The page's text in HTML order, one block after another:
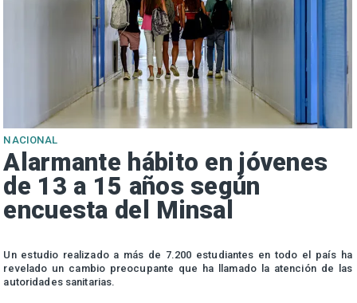
NACIONAL
Alarmante hábito en jóvenes
de 13 a 15 años según
encuesta del Minsal
Un estudio realizado a más de 7.200 estudiantes en todo el país ha
revelado un cambio preocupante que ha llamado la atención de las
autoridades sanitarias.